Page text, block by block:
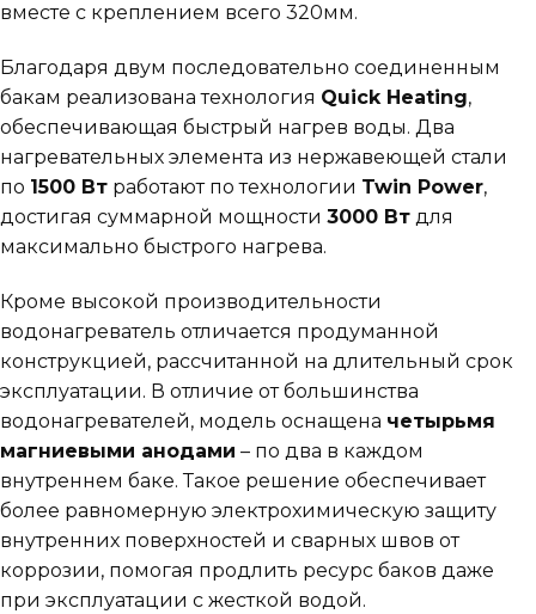
вместе с креплением всего 320мм.
Благодаря двум последовательно соединенным
бакам реализована технология Quick Heating,
обеспечивающая быстрый нагрев воды. Два
нагревательных элемента из нержавеющей стали
по 1500 Вт работают по технологии Twin Power,
достигая суммарной мощности 3000 Вт для
максимально быстрого нагрева.
Кроме высокой производительности
водонагреватель отличается продуманной
конструкцией, рассчитанной на длительный срок
эксплуатации. В отличие от большинства
водонагревателей, модель оснащена четырьмя
магниевыми анодами – по два в каждом
внутреннем баке. Такое решение обеспечивает
более равномерную электрохимическую защиту
внутренних поверхностей и сварных швов от
коррозии, помогая продлить ресурс баков даже
при эксплуатации с жесткой водой.